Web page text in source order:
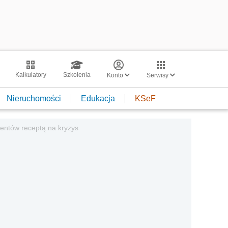
Kalkulatory Szkolenia Konto Serwisy
Nieruchomości Edukacja KSeF
receptą na kryzys